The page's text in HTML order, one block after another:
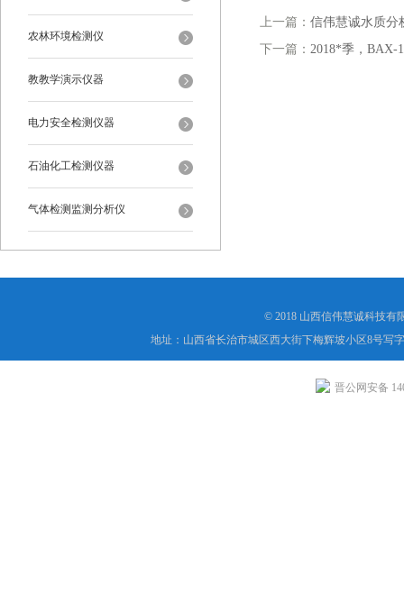
农林环境检测仪
教教学演示仪器
电力安全检测仪器
石油化工检测仪器
气体检测监测分析仪
上一篇： 信伟慧诚水质分
下一篇： 2018*季，BAX-
© 2018 山西信伟慧诚科技有
地址：山西省长治市城区西大街下梅辉坡小区8号写
晋公网安备